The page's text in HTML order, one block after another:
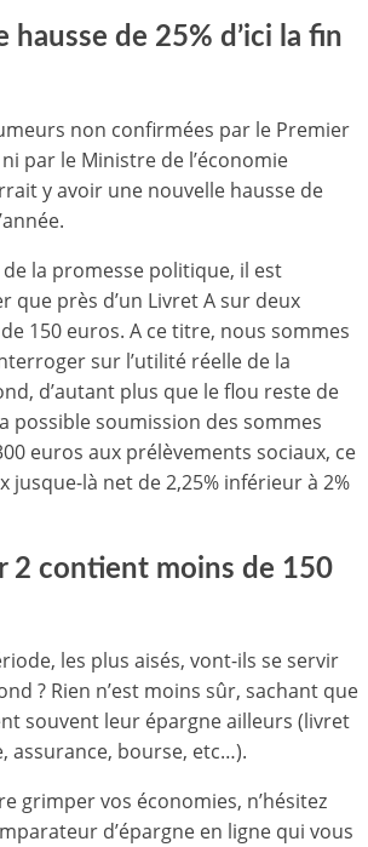
hausse de 25% d’ici la fin
non confirmées par le Premier
par le Ministre de l’économie
y avoir une nouvelle hausse de
la promesse politique, il est
que près d’un Livret A sur deux
150 euros. A ce titre, nous sommes
sur l’utilité réelle de la
d’autant plus que le flou reste de
possible soumission des sommes
euros aux prélèvements sociaux, ce
jusque-là net de 2,25% inférieur à 2%
2 contient moins de 150
les plus aisés, vont-ils se servir
? Rien n’est moins sûr, sachant que
souvent leur épargne ailleurs (livret
assurance, bourse, etc…).
grimper vos économies, n’hésitez
d’épargne en ligne qui vous